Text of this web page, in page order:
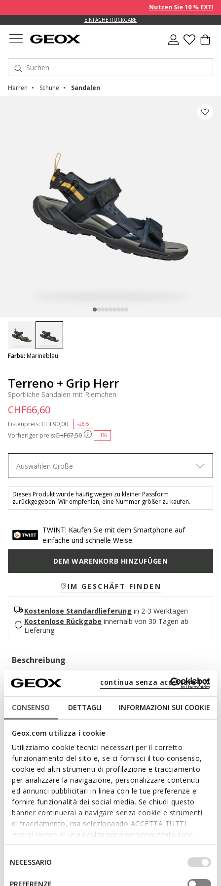
CONSENSO DETTAGLI INFORMAZIONI SUI COOKIE
Geox.com utilizza i cookie
Utilizziamo cookie tecnici necessari per il corretto
funzionamento del sito e, se ci fornisci il tuo consenso,
cookie ed altri strumenti di profilazione e tracciamento
per analizzare la navigazione, personalizzare contenuti
ed annunci pubblicitari in linea con le tue preferenze e
fornire funzionalità dei social media. Se chiudi questo
banner continuerai a navigare senza cookie e strumenti
di tracciamento, ma selezionando ACCETTA TUTTI
godrai invece di una navigazione personalizzata sulla
base dei tuoi gusti ed interessi. Selezionando
IMPOSTAZIONI potrai anche scegliere quali cookies ed
altri strumenti di tracciamento autorizzare. Per maggiori
informazioni o per modificare in qualsiasi momento le
del
consenso
NECESSARIO
PREFERENZE
continua senza accettare | X
Nutzen Sie 10 %
EINFACHE RÜCKGABE
Herren Schuhe Sandalen
Terreno + Grip Herr
Sportliche Sandalen mit Riemchen
Vorheriger preis:CHF67,50 -1%
Listenpreis: Price reduced from
CHF90,00 -26%
CHF66,60
Farbe: Marineblauselected
Auswählen Größe
Dieses Produkt wurde häufig wegen zu kleiner Passform
zurückgegeben. Wir empfehlen, eine Nummer größer zu kaufen.
TWINT: Kaufen Sie mit dem Smartphone auf
einfache und schnelle Weise.
DEM WARENKORB HINZUFÜGEN
IM GESCHÄFT FINDEN
Kostenlose Standardlieferung in 2-3 Werktagen
Kostenlose Rückgabe innerhalb von 30 Tagen ab
Lieferung
Beschreibung
Herrensandale im Outdoor-Design, die Komfort,
Atmungsaktivität und ausgezeichneten Grip bietet. Das
und Material in Nubuklederoptik gefertigt und wird hier in
einer sportlich-eleganten Farbvariante in Marineblau
vorgeschlagen. Terreno + Grip fügt Freizeitoutfits einen
aktuellen Twist hinzu und zeichnet sich durch Kontrastdetails
aus, die dem Modell einen urbanen und ansprechenden Look
verleihen.
PRODUKTCODE:
U4550B011EKC4002
Mehr anzeigen
Eigenschaften
Sehr griffige Sohle mit optimalem Grip auch
auf nassen Oberflächen
Optimale Stoßdämpfung zum Schutz und zur
Absorption von Stößen und Bodenunebenheiten
Komplett an den Fuß anpassbar und einfach anzuziehen
Dreifachklettverschluss